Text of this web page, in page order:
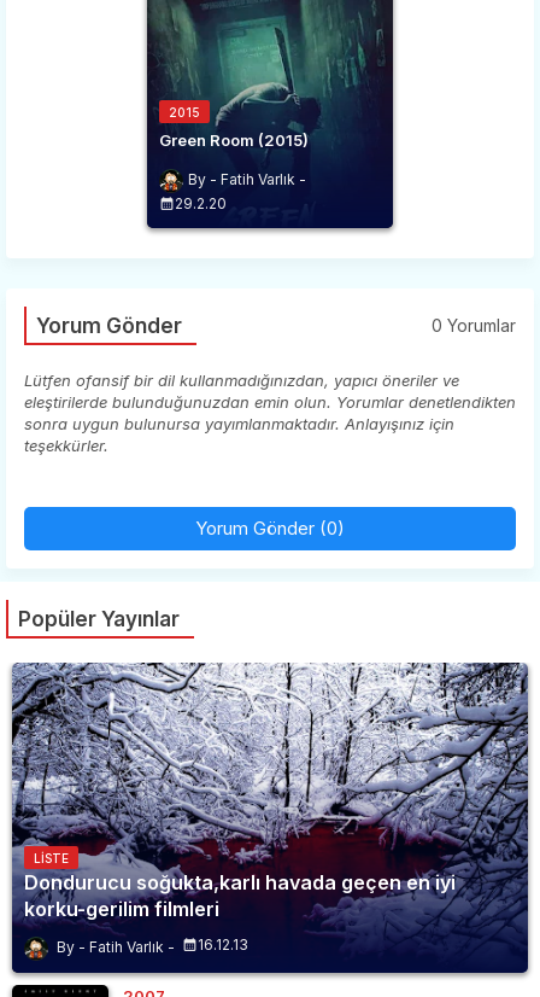
2015
Green Room (2015)
Fatih Varlık
29.2.20
Yorum Gönder 0 Yorumlar
Lütfen ofansif bir dil kullanmadığınızdan, yapıcı öneriler ve
eleştirilerde bulunduğunuzdan emin olun. Yorumlar denetlendikten
sonra uygun bulunursa yayımlanmaktadır. Anlayışınız için
teşekkürler.
Yorum Gönder (0)
Popüler Yayınlar
LISTE
Dondurucu soğukta,karlı havada geçen en iyi
korku-gerilim filmleri
Fatih Varlık 16.12.13